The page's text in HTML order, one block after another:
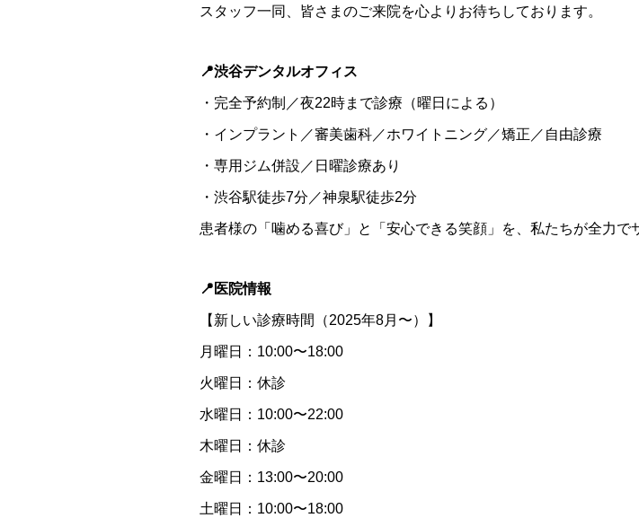
スタッフ一同、皆さまのご来院を心よりお待ちしております。
📍渋谷デンタルオフィス
・完全予約制／夜22時まで診療（曜日による）
・インプラント／審美歯科／ホワイトニング／矯正／自由診療
・専用ジム併設／日曜診療あり
・渋谷駅徒歩7分／神泉駅徒歩2分
患者様の「噛める喜び」と「安心できる笑顔」を、私たちが全力で
📍医院情報
【新しい診療時間（2025年8月〜）】
月曜日：10:00〜18:00
火曜日：休診
水曜日：10:00〜22:00
木曜日：休診
金曜日：13:00〜20:00
土曜日：10:00〜18:00